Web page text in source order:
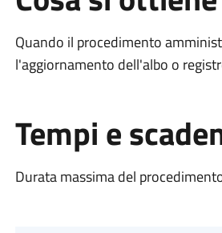
Quando il procedimento
l'aggiornamento dell'albo o
Tempi e
Durata massima del